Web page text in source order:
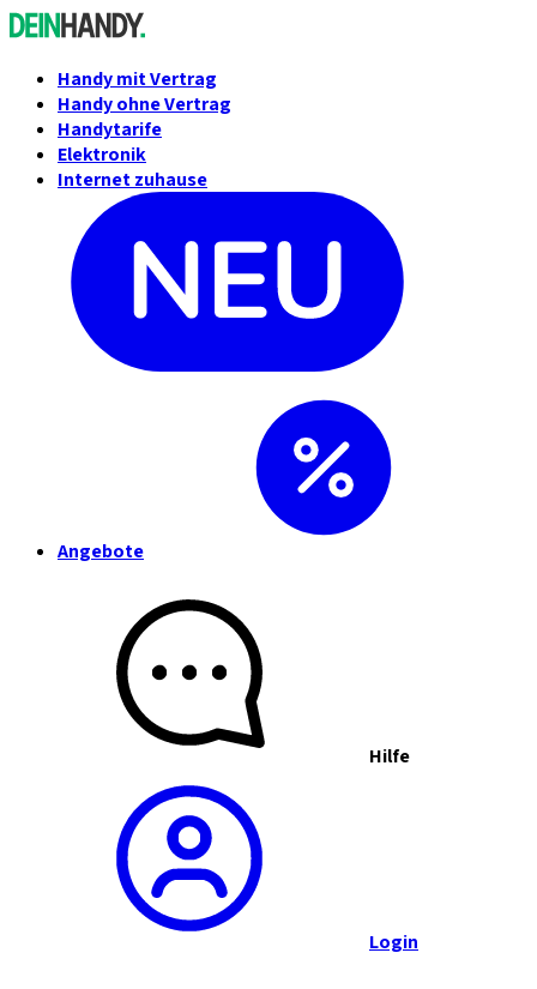
Handy mit Vertrag
Handy ohne Vertrag
Handytarife
Elektronik
Internet zuhause
Angebote
Hilfe
Login